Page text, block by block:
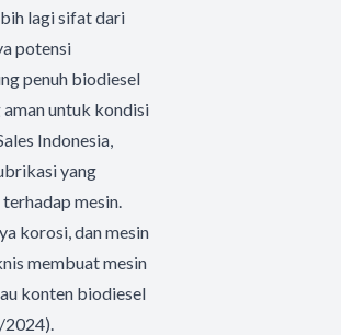
lagi sifat dari
potensi
penuh biodiesel
untuk kondisi
Indonesia,
yang
mesin.
korosi, dan mesin
membuat mesin
konten biodiesel
2024).